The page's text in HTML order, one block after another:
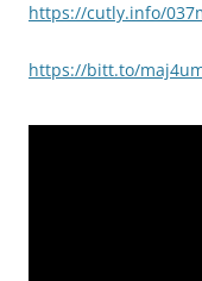
https://cutly.info/
https://bitt.to/